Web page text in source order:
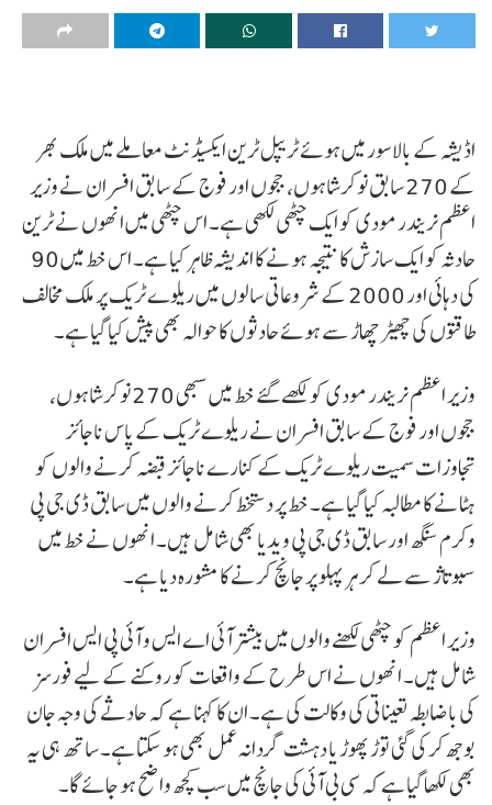
اڈیشہ کے بالاسور میں ہوئے ٹریپل ٹرین ایکسیڈنٹ معاملے میں ملک بھر
کے 270 سابق نوکرشاہوں، ججوں اور فوج کے سابق افسران نے وزیر
اعظم نریندر مودی کو ایک چٹھی لکھی ہے۔ اس چٹھی میں انھوں نے ٹرین
حادثہ کو ایک سازش کا نتیجہ ہونے کا اندیشہ ظاہر کیا ہے۔ اس خط میں 90
کی دہائی اور 2000 کے شروعاتی سالوں میں ریلوے ٹریک پر ملک مخالف
طاقتوں کی چھیڑ چھاڑ سے ہوئے حادثوں کا حوالہ بھی پیش کیا گیا ہے۔
وزیر اعظم نریندر مودی کو لکھے گئے خط میں سبھی 270 نوکرشاہوں،
ججوں اور فوج کے سابق افسران نے ریلوے ٹریک کے پاس ناجائز
تجاوزات سمیت ریلوے ٹریک کے کنارے ناجائز قبضہ کرنے والوں کو
ہٹانے کا مطالبہ کیا گیا ہے۔ خط پر دستخط کرنے والوں میں سابق ڈی جی پی
وکرم سنگھ اور سابق ڈی جی پی ویدیا بھی شامل ہیں۔ انھوں نے خط میں
سبوتاژ سے لے کر ہر پہلو پر جانچ کرنے کا مشورہ دیا ہے۔
وزیر اعظم کو چٹھی لکھنے والوں میں بیشتر آئی اے ایس و آئی پی ایس افسران
شامل ہیں۔ انھوں نے اس طرح کے واقعات کو روکنے کے لیے فورسز
کی باضابطہ تعیناتی کی وکالت کی ہے۔ ان کا کہنا ہے کہ حادثے کی وجہ جان
بوجھ کر کی گئی توڑ پھوڑ یا دہشت گردانہ عمل بھی ہو سکتا ہے۔ ساتھ ہی یہ
بھی لکھا گیا ہے کہ سی بی آئی کی جانچ میں سب کچھ واضح ہو جائے گا۔